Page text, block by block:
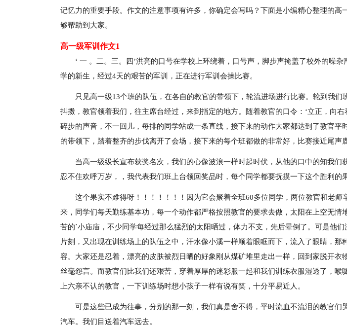
记忆力的重要手段。作文的注意事项有许多，你确定会写吗？下面是小编精心整理的高
够帮助到大家。
高一级军训作文1
‘ 一 。二。三。四’洪亮的口号在学校上环绕着，口号声，脚步声掩盖了校外的噪杂
学的新生，经过4天的艰苦的军训，正在进行军训会操比赛。
只见高一级13个班的队伍，在各自的教官的带领下，轮流进场进行比赛。轮到我们
抖擞，教官领着我们，往主席台经过，来到指定的地方。随着教官的口令：‘立正，向右
碎步的声音，不一回儿，每排的同学站成一条直线，接下来的动作大家都达到了教官平
的带领下，踏着整齐的步伐离开了会场，接下来的每个班都做的非常好，比赛接近尾声
当高一级级长宣布获奖名次，我们的心像波浪一样时起时伏，从他的口中的知我们
忍不住欢呼万岁，，我代表我们班上台领回奖品时，每个同学都要抚摸一下这个胜利的
这个果实不难得呀！！！！！！！因为它会聚着全班60多位同学，两位教官和老师
来，同学们每天勤练基本功，每一个动作都严格按照教官的要求去做，太阳在上空无情
苦的`小庙庙，不少同学每经过那么猛烈的太阳晒过，体力不支，先后晕倒了。可是他们
片刻，又出现在训练场上的队伍之中，汗水像小溪一样顺着眼眶而下，流入了眼睛，那
容。大家还是忍着，漂亮的皮肤被烈日晒的好象刚从煤矿堆里走出一样，回到家脱开衣
丝毫怨言。而教官们比我们还艰苦，穿着厚厚的迷彩服一起和我们训练衣服湿透了，喉
上六亲不认的教官，一下训练场时想小孩子一样有说有笑，十分平易近人。
可是这些已成为往事，分别的那一刻，我们真是舍不得，平时流血不流泪的教官们
汽车。我们目送着汽车远去。